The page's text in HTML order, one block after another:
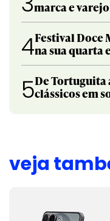
marca e varejo
4Festival Doce
na sua quarta
5De Tortuguita
clássicos em
veja